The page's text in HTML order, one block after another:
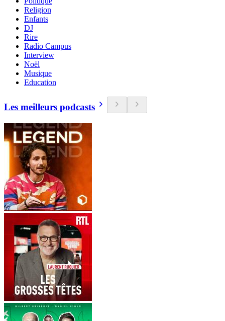
Religion
Enfants
DJ
Rire
Radio Campus
Interview
Noël
Musique
Education
Les meilleurs podcasts